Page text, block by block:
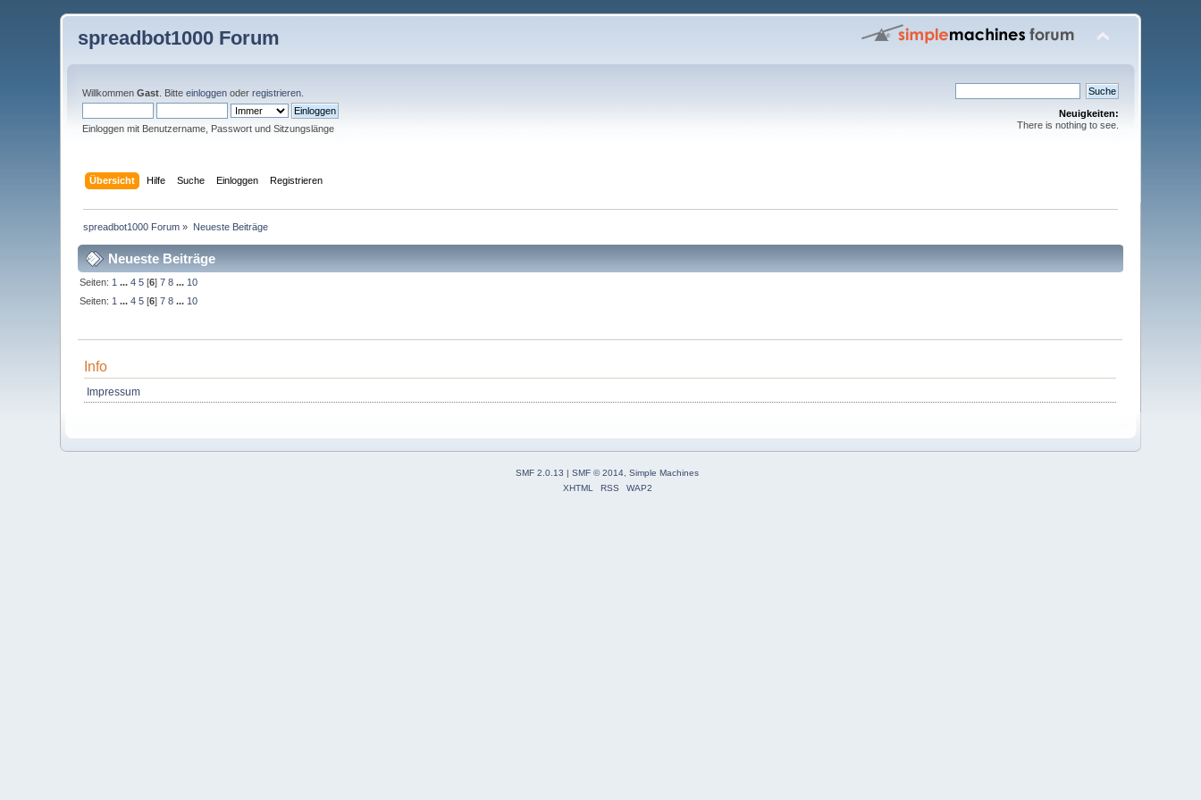
spreadbot1000 Forum
WillkommenGast . Bitteeinloggen oderregistrieren
Einloggen mit Benutzername, Passwort und Sitzungslänge
Neuigkeiten:
There is nothing to see.
Übersicht Hilfe Suche Einloggen Registrieren
spreadbot1000 Forum » Neueste Beiträge
Neueste Beiträge
Seiten: 1 ...4 5 [6]7 8 ... 10
Seiten: 1 ...4 5 [6]7 8 ... 10
Info
Impressum
SMF 2.0.13 | SMF © 2014 Simple Machines
XHTML
RSS WAP2